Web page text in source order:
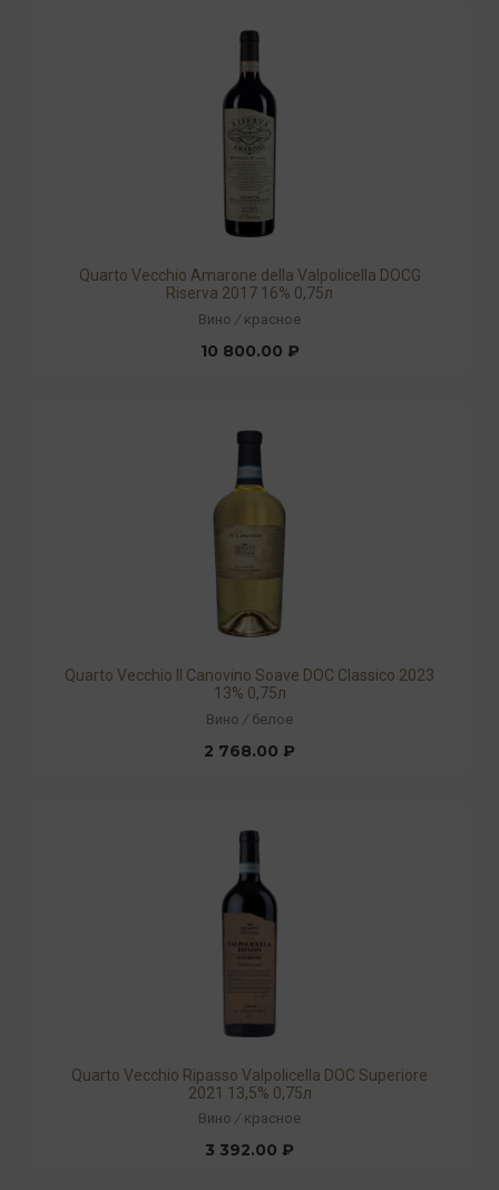
Quarto Vecchio Amarone della Valpolicella DOCG
Riserva 2017 16% 0,75л
Вино / красное
10 800.00 ₽
Quarto Vecchio Il Canovino Soave DOC Classico 2023
13% 0,75л
Вино / белое
2 768.00 ₽
Quarto Vecchio Ripasso Valpolicella DOC Superiore
2021 13,5% 0,75л
Вино / красное
3 392.00 ₽